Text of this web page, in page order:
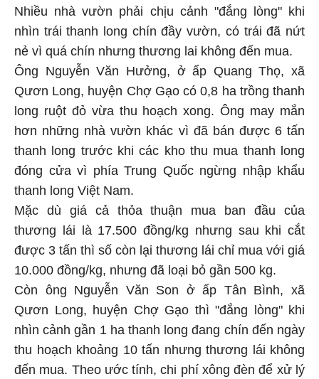
Nhiều nhà vườn phải chịu cảnh "đắng lòng" khi
nhìn trái thanh long chín đầy vườn, có trái đã nứt
nẻ vì quá chín nhưng thương lai không đến mua.
Ông Nguyễn Văn Hưởng, ở ấp Quang Thọ, xã
Qươn Long, huyện Chợ Gạo có 0,8 ha trồng thanh
long ruột đỏ vừa thu hoạch xong. Ông may mắn
hơn những nhà vườn khác vì đã bán được 6 tấn
thanh long trước khi các kho thu mua thanh long
đóng cửa vì phía Trung Quốc ngừng nhập khẩu
thanh long Việt Nam.
Mặc dù giá cả thỏa thuận mua ban đầu của
thương lái là 17.500 đồng/kg nhưng sau khi cắt
được 3 tấn thì số còn lại thương lái chỉ mua với giá
10.000 đồng/kg, nhưng đã loại bỏ gần 500 kg.
Còn ông Nguyễn Văn Son ở ấp Tân Bình, xã
Qươn Long, huyện Chợ Gạo thì "đắng lòng" khi
nhìn cảnh gần 1 ha thanh long đang chín đến ngày
thu hoạch khoảng 10 tấn nhưng thương lái không
đến mua. Theo ước tính, chi phí xông đèn để xử lý